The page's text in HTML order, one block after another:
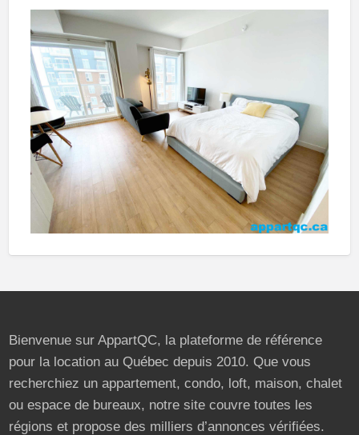
Bienvenue sur AppartQC, la plateforme de référence
pour la location au Québec depuis 2010. Que vous
recherchiez un appartement, condo, loft, maison, chalet
ou espace de bureaux, notre site couvre toutes les
régions et propose des milliers d’annonces vérifiées.